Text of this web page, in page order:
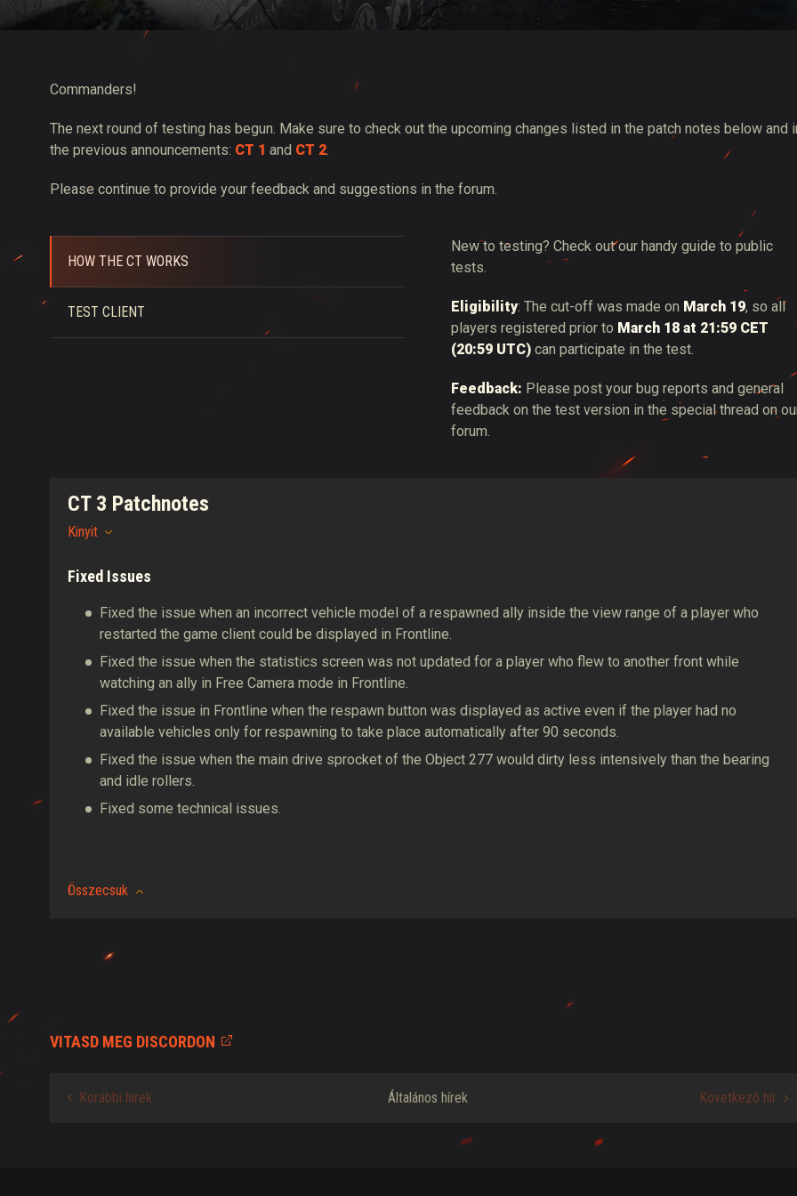
Commanders!
The next round of testing has begun. Make sure to check out the upcoming changes listed in the patch notes below and
the previous announcements: CT 1 and CT 2.
Please continue to provide your feedback and suggestions in the forum.
HOW THE CT WORKS
TEST CLIENT
New to testing? Check out our handy guide to public
tests.
Eligibility: The cut-off was made on March 19, so all
players registered prior to March 18 at 21:59 CET
(20:59 UTC) can participate in the test.
Feedback: Please post your bug reports and general
feedback on the test version in the special thread on
forum.
CT 3 Patchnotes
Kinyit
Fixed Issues
Fixed the issue when an incorrect vehicle model of a respawned ally inside the view range of a player who
restarted the game client could be displayed in Frontline.
Fixed the issue when the statistics screen was not updated for a player who flew to another front while
watching an ally in Free Camera mode in Frontline.
Fixed the issue in Frontline when the respawn button was displayed as active even if the player had no
available vehicles only for respawning to take place automatically after 90 seconds.
Fixed the issue when the main drive sprocket of the Object 277 would dirty less intensively than the bearing
and idle rollers.
Fixed some technical issues.
Összecsuk
VITASD MEG DISCORDON
Korábbi hírek Általános hírek Következő hír